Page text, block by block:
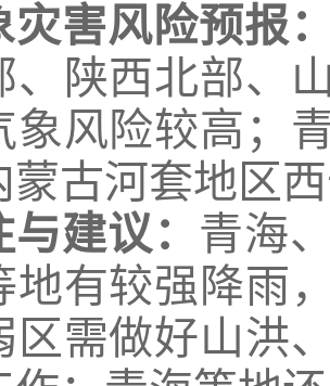
灾害风险预报
、陕西北部、
象风险较高；
蒙古河套地区
建议： 青海
地有较强降雨
区需做好山洪